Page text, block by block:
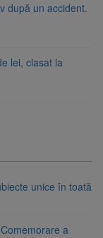
după un accident.
lei, clasat la
unice în toată
a